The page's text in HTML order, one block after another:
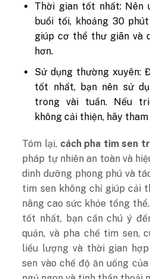
Thời gian tốt nhất: Nên
buổi tối, khoảng 30
giúp cơ thể thư giãn và
hơn.
Sử dụng thường xuyên:
tốt nhất, bạn nên sử
trong vài tuần. Nếu
không cải thiện, hãy
Tóm lại, cách pha tim sen
pháp tự nhiên an toàn và
dinh dưỡng phong phú và
tim sen không chỉ giúp cải
nâng cao sức khỏe tổng
tốt nhất, bạn cần chú ý
quản, và pha chế tim sen,
liều lượng và thời gian
sen vào chế độ ăn uống